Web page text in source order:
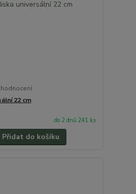
hodnocení
22 cm
do 2 dnů 241 ks
Přidat do košíku